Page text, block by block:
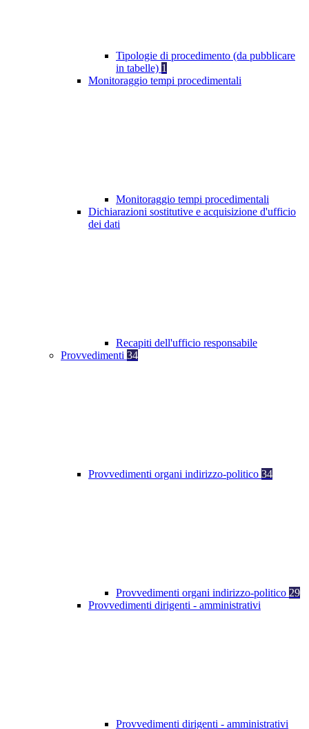
Tipologie di procedimento (da pubblicare
in tabelle) 1
Monitoraggio tempi procedimentali
Monitoraggio tempi procedimentali
Dichiarazioni sostitutive e acquisizione d'ufficio
dei dati
Recapiti dell'ufficio responsabile
Provvedimenti 34
Provvedimenti organi indirizzo-politico 34
Provvedimenti organi indirizzo-politico 29
Provvedimenti dirigenti - amministrativi
Provvedimenti dirigenti - amministrativi